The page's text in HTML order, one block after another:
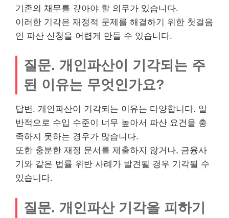
기존의 채무를 갚아야 할 의무가 있습니다.
이러한 기각은 재정적 문제를 해결하기 위한 첫걸음
인 파산 신청을 어렵게 만들 수 있습니다.
질문. 개인파산이 기각되는 주
된 이유는 무엇인가요?
답변. 개인파산이 기각되는 이유는 다양합니다. 일
반적으로 수입 수준이 너무 높아서 파산 요건을 충
족하지 못하는 경우가 많습니다.
또한 충분한 재정 문서를 제출하지 않거나, 금융사
기와 같은 법률 위반 사례가 발견될 경우 기각될 수
있습니다.
질문. 개인파산 기각을 피하기